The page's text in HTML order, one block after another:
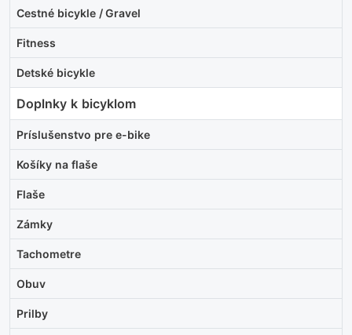
Cestné bicykle / Gravel
Fitness
Detské bicykle
Doplnky k bicyklom
Príslušenstvo pre e-bike
Košíky na flaše
Flaše
Zámky
Tachometre
Obuv
Prilby